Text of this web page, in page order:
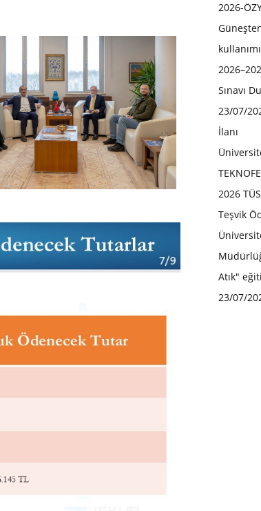
2026-
Sınavı
23/07/
İlanı
2026
Teşvik
Atık"
23/07/